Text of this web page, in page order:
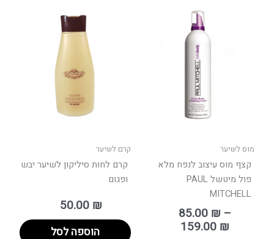
מוס לשיער
קצף מוס עיצוב לנפח מלא
פול מיטשל PAUL
MITCHELL
85.00 ₪ –
159.00 ₪
בעמוד
המוצר
קרם לשיער
קרם לחות סיליקון לשיער יבש
ופגום
50.00 ₪
הוספה לסל